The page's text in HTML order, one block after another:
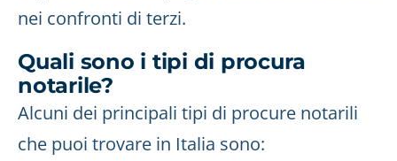
nei confronti di terzi.
Quali sono i tipi di procura
notarile?
Alcuni dei principali tipi di procure notarili
che puoi trovare in Italia sono: